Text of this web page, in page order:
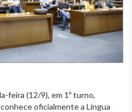
feira (12/9), em 1º turno,
oficialmente a Língua